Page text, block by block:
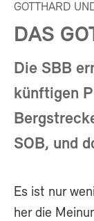
GOTTHARD
DAS
Die SBB
künftigen
SOB, und
Es ist nur
her die